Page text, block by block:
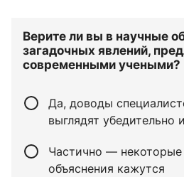
Верите ли вы в научные
загадочных явлений,
современными учеными?
Да, доводы
выглядят убедительно
Частично — некоторые
объяснения кажутся